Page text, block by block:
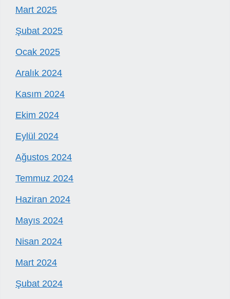
Mart 2025
Şubat 2025
Ocak 2025
Aralık 2024
Kasım 2024
Ekim 2024
Eylül 2024
Ağustos 2024
Temmuz 2024
Haziran 2024
Mayıs 2024
Nisan 2024
Mart 2024
Şubat 2024